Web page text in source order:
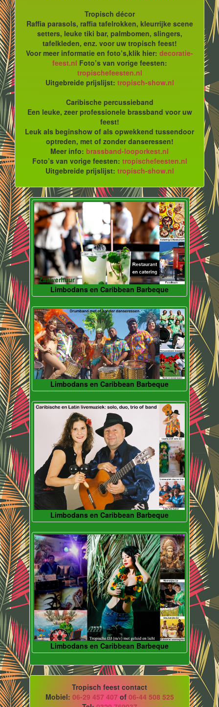
Tropisch décor
Raffia parasols, raffia tafelrokken, kleurrijke scene
setters, leuke tiki bar, palmbomen, slingers,
tafelkleden, enz. voor uw tropisch feest!
Voor meer informatie en foto’s,klik hier: decoratie-
feest.nl Foto’s van vorige feesten:
tropischefeesten.nl
Uitgebreide prijslijst: tropisch-show.nl
Caribische percussieband
Een leuke, zeer professionele brassband voor uw
feest!
Leuk als beginshow of als opwekkend tussendoor
optreden, met of zonder danseressen!
Meer info: brassband-looporkest.nl
Foto’s van vorige feesten: tropischefeesten.nl
Uitgebreide prijslijst: tropisch-show.nl
Limbodans en Caribbean Barbeque
Limbodans en Caribbean Barbeque
Limbodans en Caribbean Barbeque
Limbodans en Caribbean Barbeque
Tropisch feest contact
Mobiel: 06-29 457 407 of 06-44 508 525